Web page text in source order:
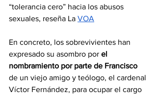
“tolerancia cero” hacia los abusos
sexuales, reseña La VOA
En concreto, los sobrevivientes han
expresado su asombro por el
nombramiento por parte de Francisco
de un viejo amigo y teólogo, el cardenal
Víctor Fernández, para ocupar el cargo